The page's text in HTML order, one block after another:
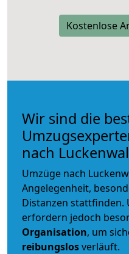
Kostenlose
Wir sind die
nach
Umzüge nach
Angelegenheit,
Distanzen stattfinden.
erfordern jedoch
Organisation, um
reibungslosverläuft.